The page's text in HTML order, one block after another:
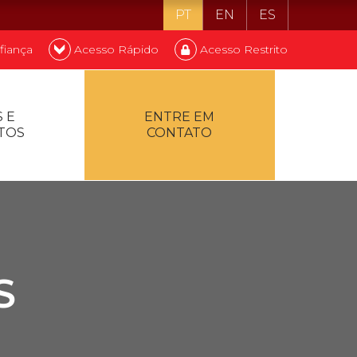
PT EN ES
Acesso Rápido Acesso Restrito
E
ENTRE EM
CONTATO